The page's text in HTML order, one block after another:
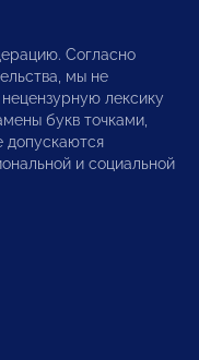
Согласно
мы не
лексику
букв точками,
и социальной